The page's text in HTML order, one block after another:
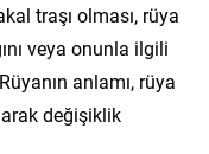
traşı olması, rüya
veya onunla ilgili
anlamı, rüya
değişiklik